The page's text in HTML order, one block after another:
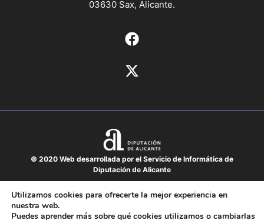
03630 Sax, Alicante.
© 2020 Web desarrollada por el Servicio de Informática de
Diputación de Alicante
Aviso legal
Utilizamos cookies para ofrecerte la mejor experiencia en
nuestra web.
Puedes aprender más sobre qué cookies utilizamos o cambiarlas